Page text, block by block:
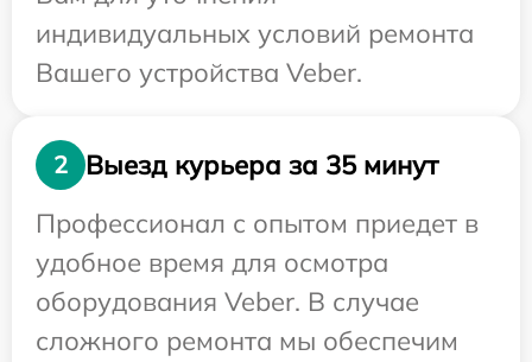
индивидуальных условий ремонта
Вашего устройства Veber.
2
Выезд курьера за 35 минут
Профессионал с опытом приедет в
удобное время для осмотра
оборудования Veber. В случае
сложного ремонта мы обеспечим